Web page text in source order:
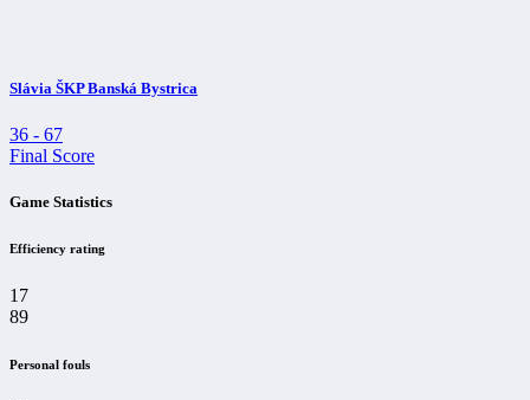
Slávia ŠKP Banská Bystrica
36 - 67
Final Score
Game Statistics
Efficiency rating
17
89
Personal fouls